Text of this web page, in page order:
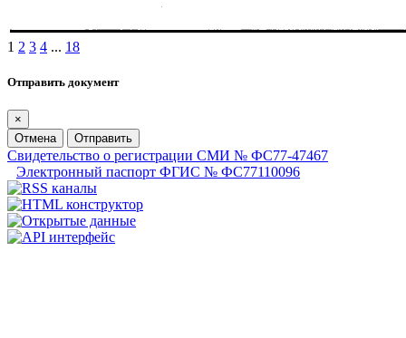
1 2 3 4 ... 18
Отправить документ
×
Отмена
Отправить
Свидетельство о регистрации СМИ № ФС77-47467
Электронный паспорт ФГИС № ФС77110096